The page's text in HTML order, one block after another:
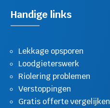
Handige links
Lekkage opsporen
Loodgieterswerk
Riolering problemen
Verstoppingen
Gratis offerte vergelijken